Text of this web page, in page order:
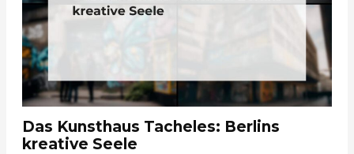
Das Kunsthaus Tacheles: Berlins
kreative Seele